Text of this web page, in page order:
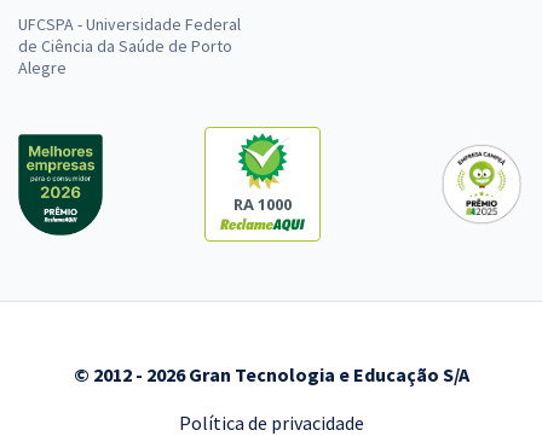
UFCSPA - Universidade Federal
de Ciência da Saúde de Porto
Alegre
RA 1000
© 2012 - 2026 Gran Tecnologia e Educação S/A
Política de privacidade